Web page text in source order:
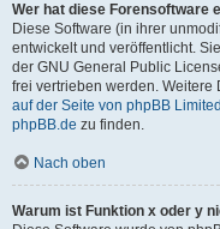
Wer hat diese Forensoftware
Diese Software (in ihrer
entwickelt und veröffentlicht.
der GNU General Public
frei vertrieben werden. Weitere
auf der Seite von phpBB Limited
phpBB.de zu finden.
Nach oben
Warum ist Funktion x oder y